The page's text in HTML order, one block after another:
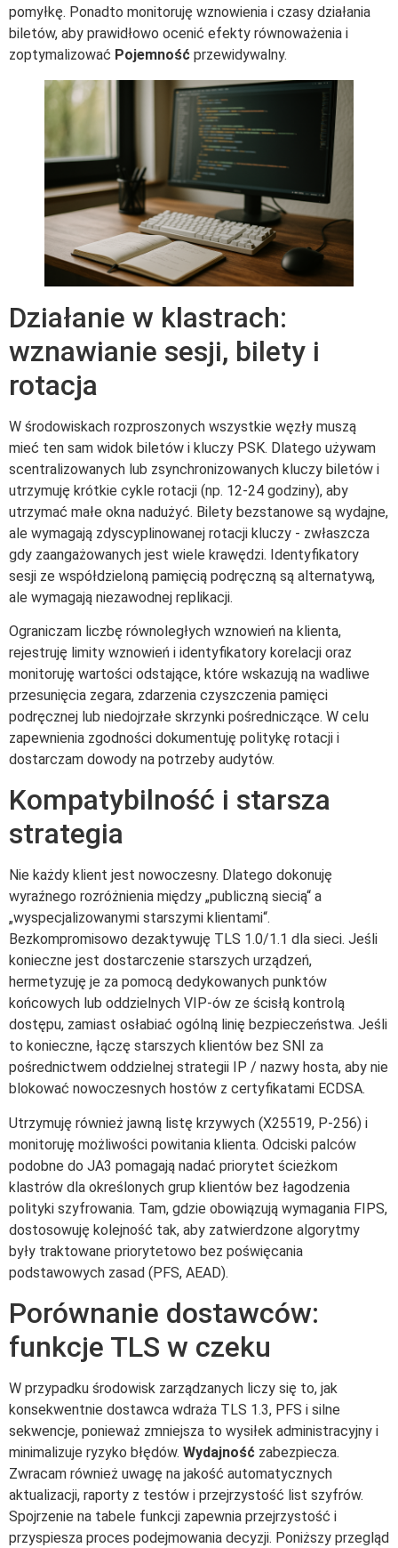
pomyłkę. Ponadto monitoruję wznowienia i czasy działania
biletów, aby prawidłowo ocenić efekty równoważenia i
zoptymalizować Pojemność przewidywalny.
Działanie w klastrach:
wznawianie sesji, bilety i
rotacja
W środowiskach rozproszonych wszystkie węzły muszą
mieć ten sam widok biletów i kluczy PSK. Dlatego używam
scentralizowanych lub zsynchronizowanych kluczy biletów i
utrzymuję krótkie cykle rotacji (np. 12-24 godziny), aby
utrzymać małe okna nadużyć. Bilety bezstanowe są wydajne,
ale wymagają zdyscyplinowanej rotacji kluczy - zwłaszcza
gdy zaangażowanych jest wiele krawędzi. Identyfikatory
sesji ze współdzieloną pamięcią podręczną są alternatywą,
ale wymagają niezawodnej replikacji.
Ograniczam liczbę równoległych wznowień na klienta,
rejestruję limity wznowień i identyfikatory korelacji oraz
monitoruję wartości odstające, które wskazują na wadliwe
przesunięcia zegara, zdarzenia czyszczenia pamięci
podręcznej lub niedojrzałe skrzynki pośredniczące. W celu
zapewnienia zgodności dokumentuję politykę rotacji i
dostarczam dowody na potrzeby audytów.
Kompatybilność i starsza
strategia
Nie każdy klient jest nowoczesny. Dlatego dokonuję
wyraźnego rozróżnienia między „publiczną siecią“ a
„wyspecjalizowanymi starszymi klientami“.
Bezkompromisowo dezaktywuję TLS 1.0/1.1 dla sieci. Jeśli
konieczne jest dostarczenie starszych urządzeń,
hermetyzuję je za pomocą dedykowanych punktów
końcowych lub oddzielnych VIP-ów ze ścisłą kontrolą
dostępu, zamiast osłabiać ogólną linię bezpieczeństwa. Jeśli
to konieczne, łączę starszych klientów bez SNI za
pośrednictwem oddzielnej strategii IP / nazwy hosta, aby nie
blokować nowoczesnych hostów z certyfikatami ECDSA.
Utrzymuję również jawną listę krzywych (X25519, P-256) i
monitoruję możliwości powitania klienta. Odciski palców
podobne do JA3 pomagają nadać priorytet ścieżkom
klastrów dla określonych grup klientów bez łagodzenia
polityki szyfrowania. Tam, gdzie obowiązują wymagania FIPS,
dostosowuję kolejność tak, aby zatwierdzone algorytmy
były traktowane priorytetowo bez poświęcania
podstawowych zasad (PFS, AEAD).
Porównanie dostawców:
funkcje TLS w czeku
W przypadku środowisk zarządzanych liczy się to, jak
konsekwentnie dostawca wdraża TLS 1.3, PFS i silne
sekwencje, ponieważ zmniejsza to wysiłek administracyjny i
minimalizuje ryzyko błędów. Wydajność zabezpiecza.
Zwracam również uwagę na jakość automatycznych
aktualizacji, raporty z testów i przejrzystość list szyfrów.
Spojrzenie na tabele funkcji zapewnia przejrzystość i
przyspiesza proces podejmowania decyzji. Poniższy przegląd